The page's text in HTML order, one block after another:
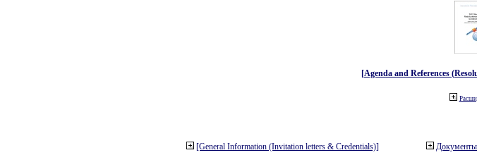
[Agenda and References
[General Information (Invitation letters & Credentials)] Документы